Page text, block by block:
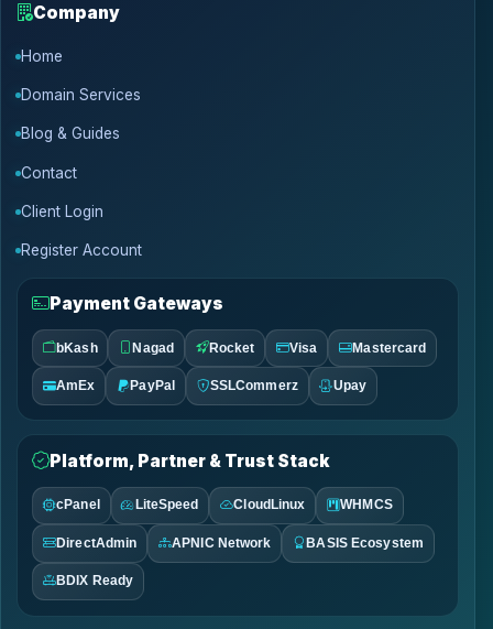
Company
Home
Domain Services
Blog & Guides
Contact
Client Login
Register Account
Payment Gateways
bKash Nagad Rocket Visa Mastercard
AmEx PayPal SSLCommerz Upay
Platform, Partner & Trust Stack
cPanel LiteSpeed CloudLinux WHMCS
DirectAdmin APNIC Network BASIS Ecosystem
BDIX Ready